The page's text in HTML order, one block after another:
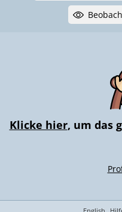
Klicke hier, um das